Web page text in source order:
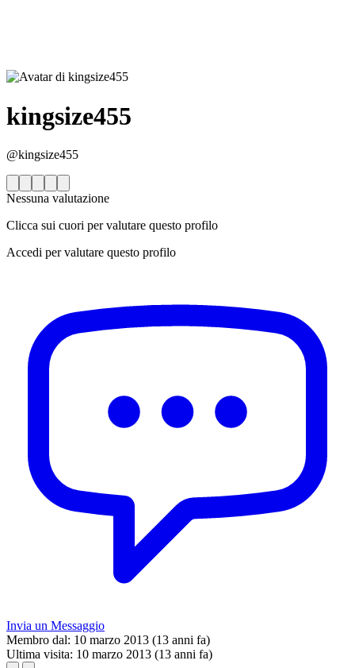
kingsize455
@kingsize455
Nessuna valutazione
Clicca sui cuori per valutare questo profilo
Accedi per valutare questo profilo
Invia un Messaggio
Membro dal: 10 marzo 2013 (13 anni fa)
Ultima visita: 10 marzo 2013 (13 anni fa)